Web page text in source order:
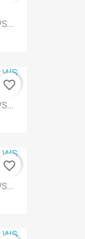
favorite_border
favorite_border